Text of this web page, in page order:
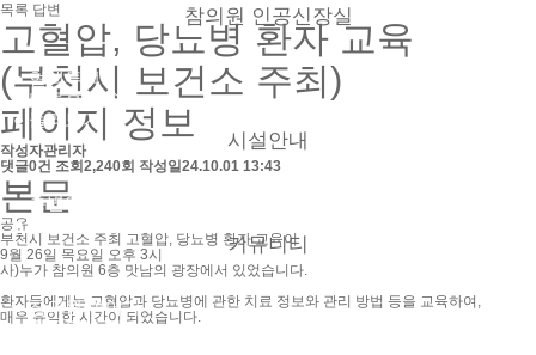
참의원 인공신장실
● 혈액투석
● 버튼홀 시술
● 둘러보기
시설안내
● 층별안내
● 참의원 둘러보기
커뮤니티
● 참의원 이야기
● 환우의 소리
목록 답변
고혈압, 당뇨병 환자 교육
(부천시 보건소 주최)
페이지 정보
작성자관리자
댓글0건 조회 2,240회 작성일24.10.01 13:43
본문
공유
부천시 보건소 주최 고혈압, 당뇨병 환자 교육이
9월 26일 목요일 오후 3시
사)누가 참의원 6층 맛남의 광장에서 있었습니다.
환자들에게는 고혈압과 당뇨병에 관한 치료 정보와 관리 방법 등을 교육하여,
매우 유익한 시간이 되었습니다.